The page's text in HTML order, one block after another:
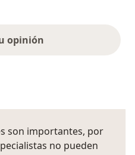
opinión
son importantes, por
no pueden